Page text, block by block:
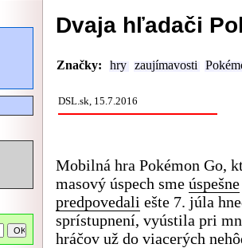
Dvaja hľadači
Značky: hry zaujímavosti
DSL.sk, 15.7.2016
Mobilná hra Pokémon Go,
masový úspech sme úspešne
predpovedali ešte 7. júla
sprístupnení, vyústila pri
hráčov už do viacerých